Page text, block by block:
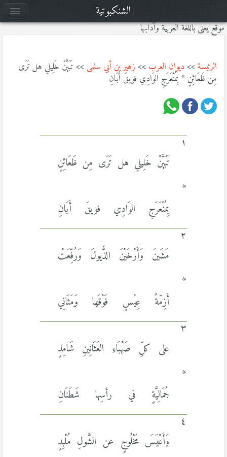
موقع يعنى باللغة العربية وآدابها
الرئيسة>> ديوان العرب >> زهير بن أبي سلمى >> تَبَيَّنْ خَلِيلي هل تَرَى
مِن ظَعَائِنٍ * بِمُنْعَرَجِ الوَادِي فويقَ أَبَانِ
١
تَبَيَّنْ خَلِيلي هل تَرَى مِن ظَعَائِنٍ
*
بِمُنْعَرَجِ الوَادِي فويقَ أَبَانِ
٢
مَشَينَ وَأَرْخَيْنَ الذُّيولَ وَرُفِّعَتْ
*
أَزِمّةُ عِيْسٍ فَوْقَها وَمَثَانِي
٣
على كلِّ صَهْبَاءِ العَثَانِينِ شَامِذٍ
*
جُمَالِيَّةٍ في رأسِها شَطَنَانِ
٤
وَأَعْيَسَ مَخْلُوجٍ عن الشَّولِ مُلْبِدٍ
الشنكبوتية